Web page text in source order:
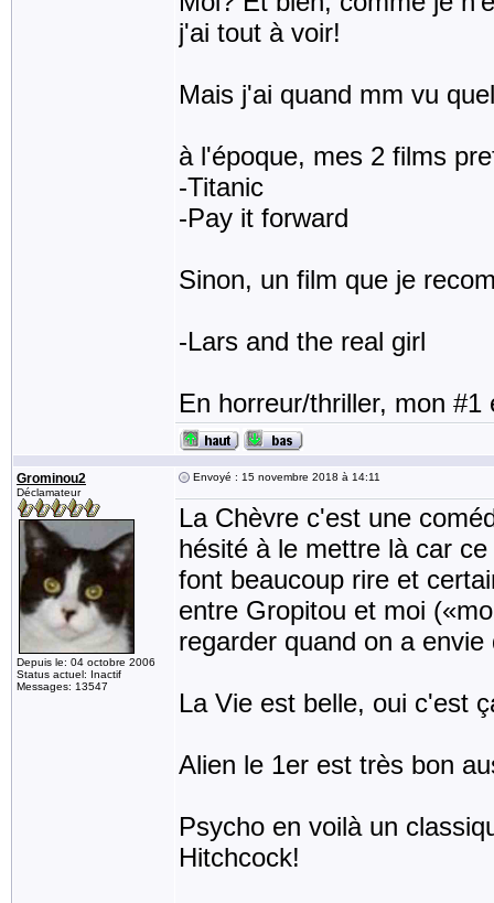
j'ai tout à voir!
Mais j'ai quand mm vu
à l'époque, mes 2 films
-Titanic
-Pay it forward
Sinon, un film que je
-Lars and the real girl
En horreur/thriller, mon
Grominou2
Déclamateur
Depuis le: 04 octobre 2006
Status actuel: Inactif
Messages: 13547
Envoyé : 15 novembre 2018 à 14:11
La Chèvre c'est une
hésité à le mettre là car
font beaucoup rire et
entre Gropitou et moi
regarder quand on a
La Vie est belle, oui c'est
Alien le 1er est très bon
Psycho en voilà un
Hitchcock!